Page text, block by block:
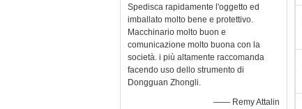
Spedisca rapidamente l'oggetto ed
imballato molto bene e protettivo.
Macchinario molto buon e
comunicazione molto buona con la
società. i più altamente raccomanda
facendo uso dello strumento di
Dongguan Zhongli.
—— Remy Attalin